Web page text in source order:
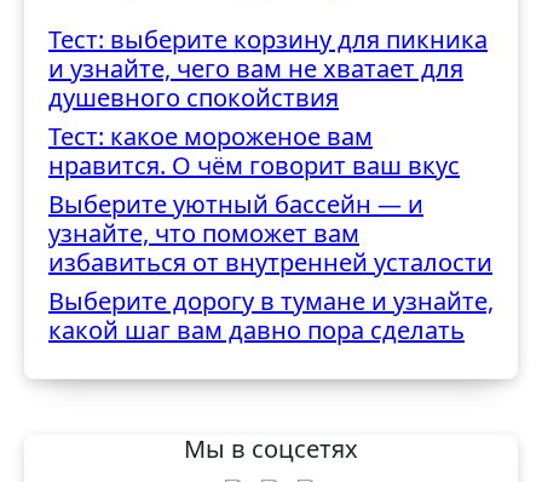
трудностями
Тест: выберите корзину для пикника
и узнайте, чего вам не хватает для
душевного спокойствия
Тест: какое мороженое вам
нравится. О чём говорит ваш вкус
Выберите уютный бассейн — и
узнайте, что поможет вам
избавиться от внутренней усталости
Выберите дорогу в тумане и узнайте,
какой шаг вам давно пора сделать
Мы в соцсетях